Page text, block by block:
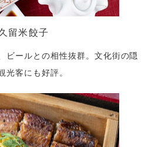
留米餃子
ビールとの相性抜群。文化街の隠
光客にも好評。